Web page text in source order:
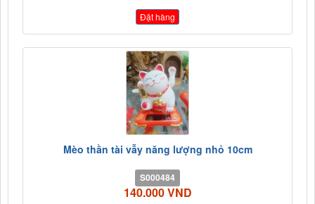
Đặt hàng
Mèo thần tài vẫy năng lượng nhỏ 10cm
S000484
140.000 VND